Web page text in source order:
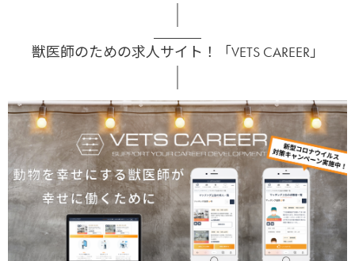
獣医師のための求人サイト！「VETS CAREER」